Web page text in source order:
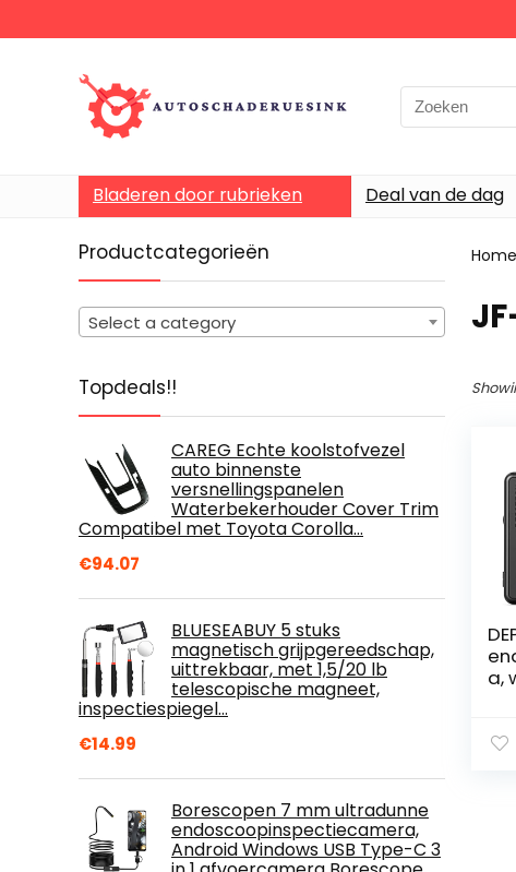
Bladeren door rubrieken Deal van de dag
Productcategorieën
Select a category
Topdeals!!
CAREG Echte koolstofvezel
auto binnenste
versnellingspanelen
Waterbekerhouder Cover Trim
Compatibel met Toyota Corolla…
€94.07
BLUESEABUY 5 stuks
magnetisch grijpgereedschap,
uittrekbaar, met 1,5/20 lb
telescopische magneet,
inspectiespiegel…
€14.99
Borescopen 7 mm ultradunne
endoscoopinspectiecamera,
Android Windows USB Type-C 3
Home
a,